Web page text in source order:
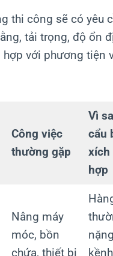
thi công sẽ có yêu
tải trọng, độ ổn
hợp với phương tiện
Công việc
thường gặp
Vì
cẩu
xích
hợp
Nâng máy
móc, bồn
chứa, thiết bị